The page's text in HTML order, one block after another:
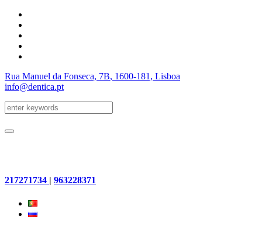
Rua Manuel da Fonseca, 7B, 1600-181, Lisboa
info@dentica.pt
217271734 | 963228371